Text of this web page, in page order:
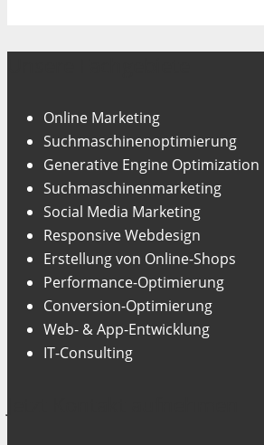
Online Marketing
Suchmaschinenoptimierung
Generative Engine Optimization
Suchmaschinenmarketing
Social Media Marketing
Responsive Webdesign
Erstellung von Online-Shops
Performance-Optimierung
Conversion-Optimierung
Web- & App-Entwicklung
IT-Consulting